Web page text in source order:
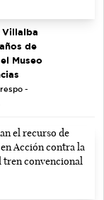
Villalba
de
Museo
-